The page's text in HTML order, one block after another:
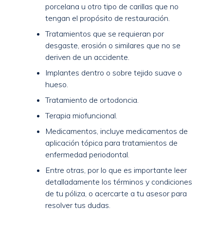
porcelana u otro tipo de carillas que no
tengan el propósito de restauración.
Tratamientos que se requieran por
desgaste, erosión o similares que no se
deriven de un accidente.
Implantes dentro o sobre tejido suave o
hueso.
Tratamiento de ortodoncia.
Terapia miofuncional.
Medicamentos, incluye medicamentos de
aplicación tópica para tratamientos de
enfermedad periodontal.
Entre otras, por lo que es importante leer
detalladamente los términos y condiciones
de tu póliza, o acercarte a tu asesor para
resolver tus dudas.